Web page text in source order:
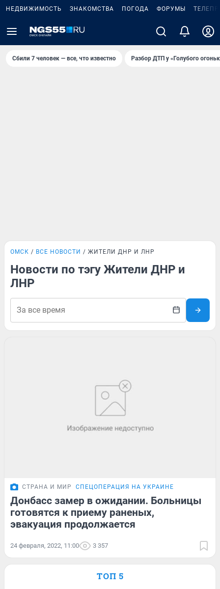
НЕДВИЖИМОСТЬ ЗНАКОМСТВА ПОГОДА ФОРУМЫ
Сбили 7 человек — все, что известно Разбор ДТП у «Голубого
ОМСК ВСЕ НОВОСТИ ЖИТЕЛИ ДНР И ЛНР
Новости по тэгу Жители ДНР и
ЛНР
СТРАНА И МИР СПЕЦОПЕРАЦИЯ НА УКРАИНЕ
Донбасс замер в ожидании. Больницы
готовятся к приему раненых,
эвакуация продолжается
24 февраля, 2022, 11:00 3 357
ТОП 5